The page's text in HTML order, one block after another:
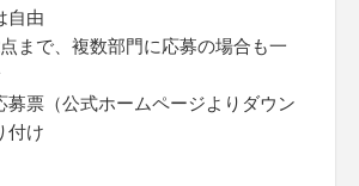
自由
まで、複数部門に応募の場合も一
票（公式ホームページよりダウン
付け